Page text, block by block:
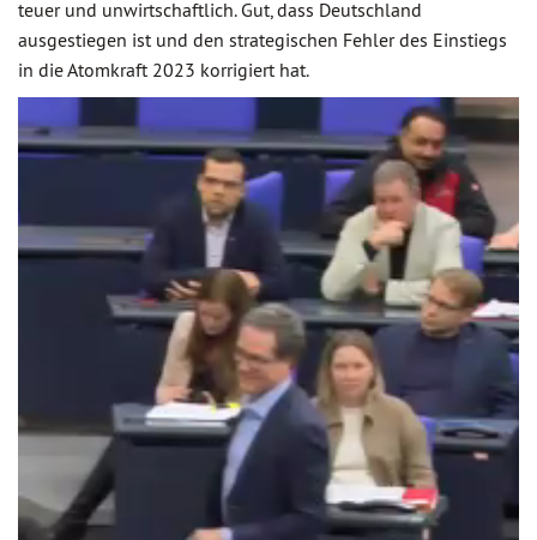
teuer und unwirtschaftlich. Gut, dass Deutschland
ausgestiegen ist und den strategischen Fehler des Einstiegs
in die Atomkraft 2023 korrigiert hat.